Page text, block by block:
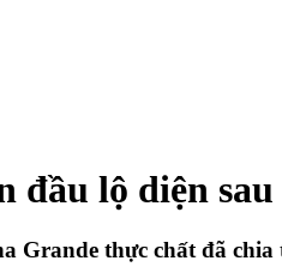
đầu lộ diện
Grande thực chất đã